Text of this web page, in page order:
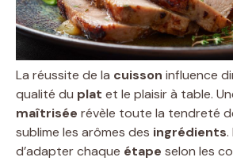
La réussite de la cuisson influence
qualité du plat et le plaisir à table.
maîtrisée révèle toute la tendreté
sublime les arômes des ingrédients.
d’adapter chaque étape selon les